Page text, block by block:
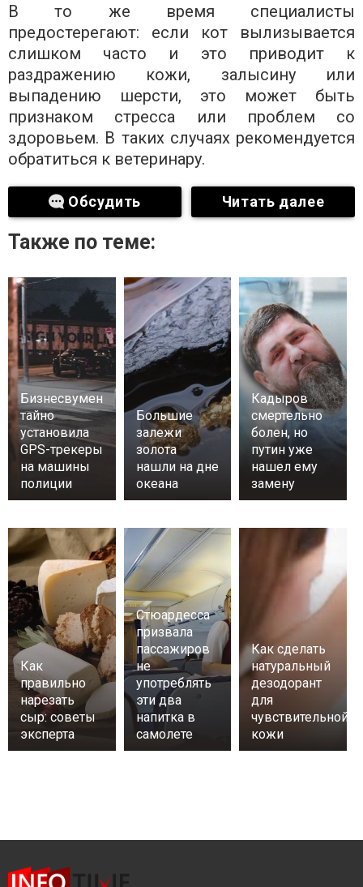
В то же время специалисты
предостерегают: если кот вылизывается
слишком часто и это приводит к
раздражению кожи, залысину или
выпадению шерсти, это может быть
признаком стресса или проблем со
здоровьем. В таких случаях рекомендуется
обратиться к ветеринару.
Обсудить Читать далее
Также по теме:
Бизнесвумен
тайно
установила
GPS-трекеры
на машины
полиции
Большие
залежи
золота
нашли на дне
океана
Кадыров
смертельно
болен, но
путин уже
нашел ему
замену
Как
правильно
нарезать
сыр: советы
эксперта
Стюардесса
призвала
пассажиров
не
употреблять
эти два
напитка в
самолете
Как сделать
натуральный
дезодорант
для
чувствительной
кожи